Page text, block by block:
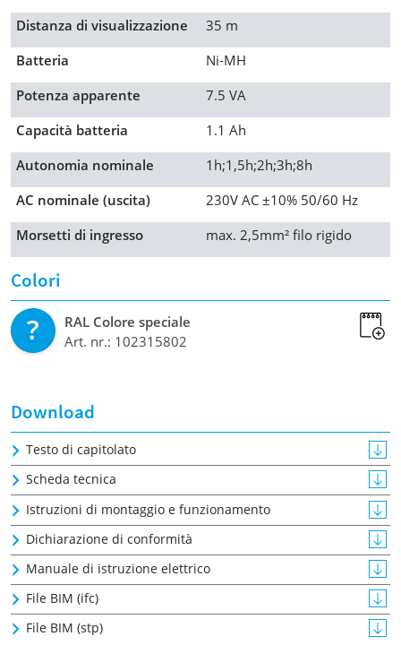
Distanza di visualizzazione
35 m
Batteria
Ni-MH
Potenza apparente
7.5 VA
Capacità batteria
1.1 Ah
Autonomia nominale
1h;1,5h;2h;3h;8h
AC nominale (uscita)
230V AC ±10% 50/60 Hz
Morsetti di ingresso
max. 2,5mm² filo rigido
Colori
RAL Colore speciale
Art. nr.: 102315802
Download
Testo di capitolato
Scheda tecnica
Istruzioni di montaggio e funzionamento
Dichiarazione di conformità
Manuale di istruzione elettrico
File BIM (ifc)
File BIM (stp)